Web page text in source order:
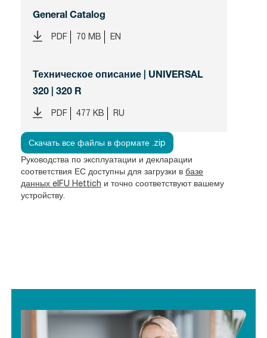
General Catalog
PDF 70 MB EN
Техническое описание | UNIVERSAL
320 | 320 R
PDF 477 KB RU
Скачать все файлы в формате .zip
Руководства по эксплуатации и декларации
соответствия ЕС доступны для загрузки в базе
данных eIFU Hettich и точно соответствуют вашему
устройству.